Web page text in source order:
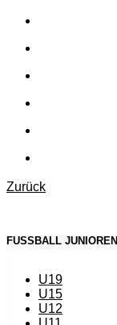
Zurück
FUSSBALL JUNIOREN
U19
U15
U12